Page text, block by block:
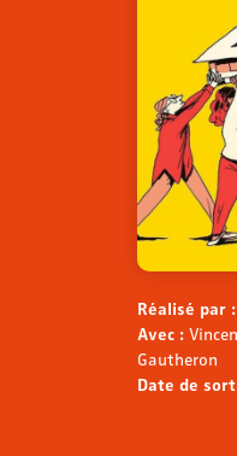
Réalisé par :
Avec :
Gautheron
Date de